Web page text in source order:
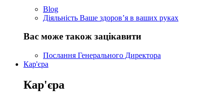
Blog
Діяльність Ваше здоров’я в ваших руках
Вас може також зацікавити
Послання Генерального Директора
Кар'єра
Кар'єра